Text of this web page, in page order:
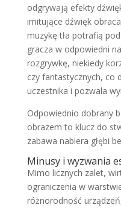
odgrywają efekty
imitujące dźwięk
muzykę tła potrafią
gracza w odpowiedni
rozgrywkę, niekiedy
czy fantastycznych, co
uczestnika i pozwala
Odpowiednio dobrany
obrazem to klucz do
zabawa nabiera głębi
Minusy i wyzwania
Mimo licznych zalet,
ograniczenia w
różnorodność